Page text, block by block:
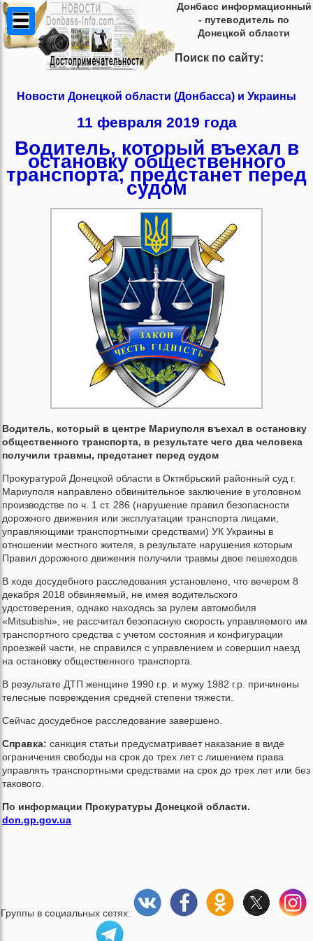
Донбасс информационный
- путеводитель по
Донецкой области
Поиск по сайту:
Новости Донецкой области (Донбасса) и Украины
11 февраля 2019 года
Водитель, который въехал в
остановку общественного
транспорта, предстанет перед
судом
Водитель, который в центре Мариуполя въехал в остановку
общественного транспорта, в результате чего два человека
получили травмы, предстанет перед судом
Прокуратурой Донецкой области в Октябрьский районный суд г.
Мариуполя направлено обвинительное заключение в уголовном
производстве по ч. 1 ст. 286 (нарушение правил безопасности
дорожного движения или эксплуатации транспорта лицами,
управляющими транспортными средствами) УК Украины в
отношении местного жителя, в результате нарушения которым
Правил дорожного движения получили травмы двое пешеходов.
В ходе досудебного расследования установлено, что вечером 8
декабря 2018 обвиняемый, не имея водительского
удостоверения, однако находясь за рулем автомобиля
«Mitsubishi», не рассчитал безопасную скорость управляемого им
транспортного средства с учетом состояния и конфигурации
проезжей части, не справился с управлением и совершил наезд
на остановку общественного транспорта.
В результате ДТП женщине 1990 г.р. и мужу 1982 г.р. причинены
телесные повреждения средней степени тяжести.
Сейчас досудебное расследование завершено.
Справка: санкция статьи предусматривает наказание в виде
ограничения свободы на срок до трех лет с лишением права
управлять транспортными средствами на срок до трех лет или без
такового.
По информации Прокуратуры Донецкой области.
don.gp.gov.ua
Группы в социальных сетях: